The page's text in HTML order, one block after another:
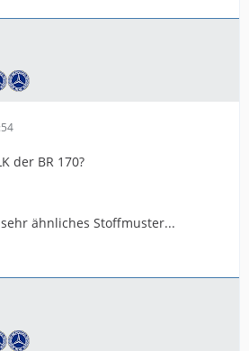
der BR 170?
ähnliches Stoffmuster...